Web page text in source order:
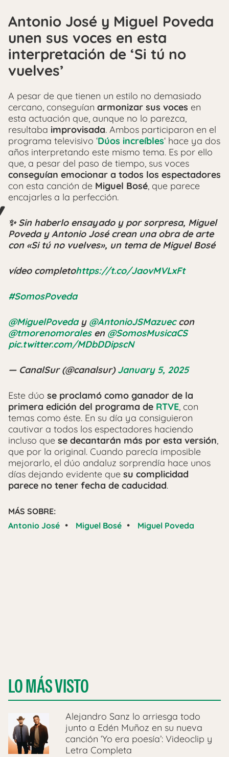
Antonio José y Miguel Poveda
unen sus voces en esta
interpretación de ‘Si tú no
vuelves’
A pesar de que tienen un estilo no demasiado
cercano, conseguían armonizar sus voces en
esta actuación que, aunque no lo parezca,
resultaba improvisada. Ambos participaron en el
programa televisivo ‘Dúos increíbles‘ hace ya dos
años interpretando este mismo tema. Es por ello
que, a pesar del paso de tiempo, sus voces
conseguían emocionar a todos los espectadores
con esta canción de Miguel Bosé, que parece
encajarles a la perfección.
✨ Sin haberlo ensayado y por sorpresa, Miguel
Poveda y Antonio José crean una obra de arte
con «Si tú no vuelves», un tema de Miguel Bosé
vídeo completohttps://t.co/JaovMVLxFt
#SomosPoveda
@MiguelPoveday @AntonioJSMazueccon
@tmorenomoralesen @SomosMusicaCS
pic.twitter.com/MDbDDipscN
— CanalSur (@canalsur)January 5, 2025
Este dúo se proclamó como ganador de la
primera edición del programa de RTVE, con
temas como éste. En su día ya consiguieron
cautivar a todos los espectadores haciendo
incluso que se decantarán más por esta versión,
que por la original. Cuando parecía imposible
mejorarlo, el dúo andaluz sorprendía hace unos
días dejando evidente que su complicidad
parece no tener fecha de caducidad.
MÁS SOBRE:
Antonio José • Miguel Bosé • Miguel Poveda
LO MÁS VISTO
Alejandro Sanz lo arriesga todo
junto a Edén Muñoz en su nueva
canción ‘Yo era poesía’: Videoclip y
Letra Completa